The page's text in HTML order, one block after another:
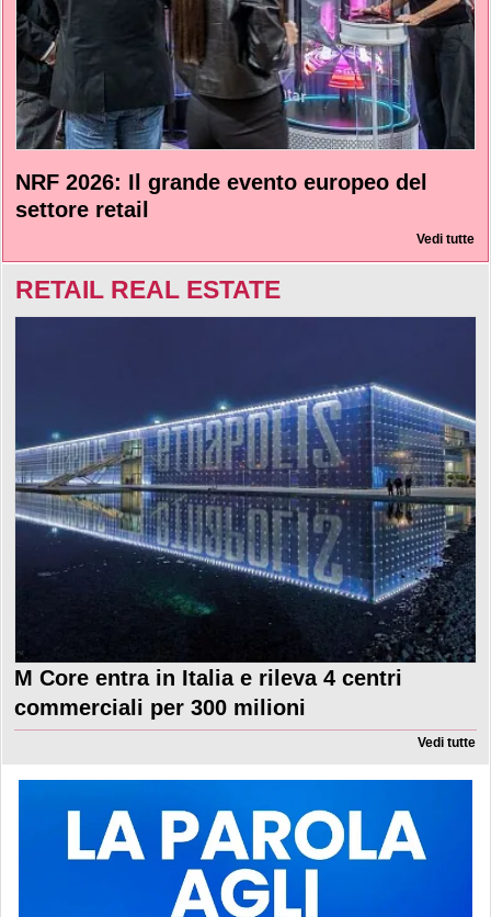
NRF 2026: Il grande evento europeo del
settore retail
Vedi tutte
RETAIL REAL ESTATE
M Core entra in Italia e rileva 4 centri
commerciali per 300 milioni
Vedi tutte